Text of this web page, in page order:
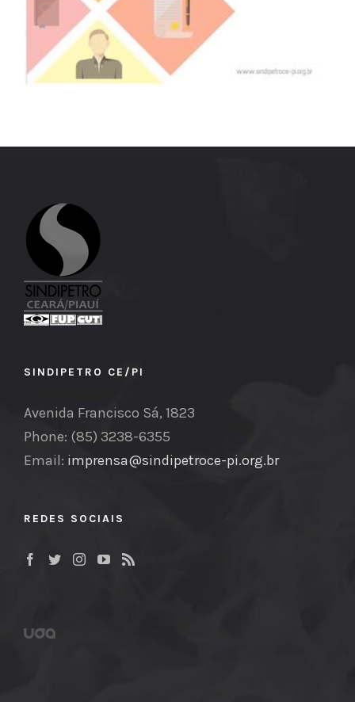
SINDIPETRO CE/PI
Avenida Francisco Sá, 1823
Phone: (85) 3238-6355
Email: imprensa@sindipetroce-pi.org.br
REDES SOCIAIS